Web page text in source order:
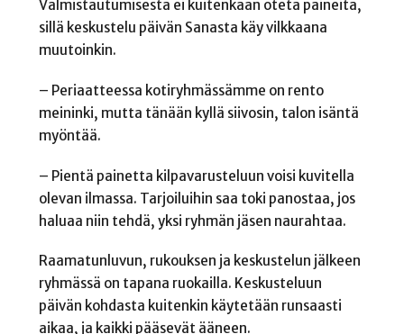
Valmistautumisesta ei kuitenkaan oteta paineita,
sillä keskustelu päivän Sanasta käy vilkkaana
muutoinkin.
– Periaatteessa kotiryhmässämme on rento
meininki, mutta tänään kyllä siivosin, talon isäntä
myöntää.
– Pientä painetta kilpavarusteluun voisi kuvitella
olevan ilmassa. Tarjoiluihin saa toki panostaa, jos
haluaa niin tehdä, yksi ryhmän jäsen naurahtaa.
Raamatunluvun, rukouksen ja keskustelun jälkeen
ryhmässä on tapana ruokailla. Keskusteluun
päivän kohdasta kuitenkin käytetään runsaasti
aikaa, ja kaikki pääsevät ääneen.